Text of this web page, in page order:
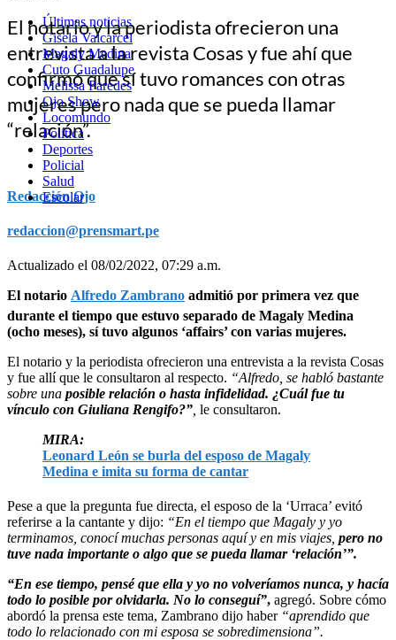
Últimas noticias
Gisela Valcarcel
Magaly Medina
Cuto Guadalupe
Melissa Paredes
Ojo Show
Locomundo
Política
Deportes
Policial
Salud
Escolar
El notario y la periodista ofrecieron una
entrevista a la revista Cosas y fue ahí que
confirmó que sí tuvo romances con otras
mujeres pero nada que se pueda llamar
“relación”.
Redacción Ojo
redaccion@prensmart.pe
Actualizado el 08/02/2022, 07:29 a.m.
El notario Alfredo Zambrano admitió por primera vez que
durante el tiempo que estuvo separado de Magaly Medina
(ocho meses), sí tuvo algunos ‘affairs’ con varias mujeres.
El notario y la periodista ofrecieron una entrevista a la revista Cosas
y fue allí que le consultaron al respecto. “Alfredo, se habló bastante
sobre una posible relación o hasta infidelidad. ¿Cuál fue tu
vínculo con Giuliana Rengifo?” le consultaron.
MIRA:
Leonard León se burla del esposo de Magaly
Medina e imita su forma de cantar
Pese a que la pregunta fue directa, el esposo de la ‘Urraca’ evitó
referirse a la cantante y dijo: “En el tiempo que Magaly y yo
terminamos, conocí muchas personas aquí y en mis viajes, pero no
tuve nada importante o algo que se pueda llamar ‘relación’”.
“En ese tiempo, pensé que ella y yo no volveríamos nunca, y hacía
todo lo posible por olvidarla. No lo conseguí”, agregó. Sobre cómo
abordó la prensa este tema, Zambrano dijo haber“aprendido que
todo lo relacionado con mi esposa se sobredimensiona”.